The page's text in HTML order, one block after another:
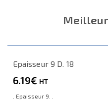
Epaisseur 9 D. 18
6.19€ HT
. Epaisseur 9. .